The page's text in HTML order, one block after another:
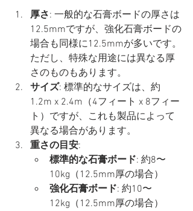
厚さ: 一般的な石膏ボードの厚さは
12.5mmですが、強化石膏ボードの
場合も同様に12.5mmが多いです。
ただし、特殊な用途には異なる厚
さのものもあります。
サイズ: 標準的なサイズは、約
1.2m x 2.4m（4フィート x 8フィー
ト）ですが、これも製品によって
異なる場合があります。
重さの目安:
標準的な石膏ボード: 約8〜
10kg（12.5mm厚の場合）
強化石膏ボード: 約10〜
12kg（12.5mm厚の場合）